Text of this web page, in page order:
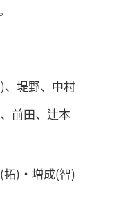
、堤野、中村
前田、辻本
)・増成(智)